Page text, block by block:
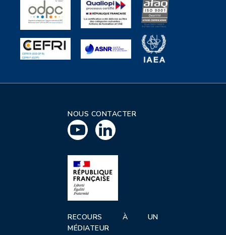
NOUS CONTACTER
RECOURS À UN
MÉDIATEUR